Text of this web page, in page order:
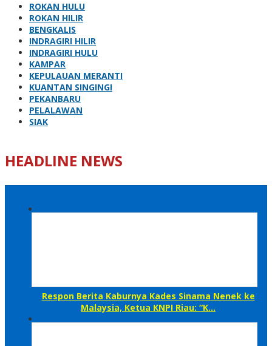
ROKAN HULU
ROKAN HILIR
BENGKALIS
INDRAGIRI HILIR
INDRAGIRI HULU
KAMPAR
KEPULAUAN MERANTI
KUANTAN SINGINGI
PEKANBARU
PELALAWAN
SIAK
HEADLINE NEWS
Respon Berita Kaburnya Kades Sinama Nenek ke
Malaysia, Ketua KNPI Riau: “K…